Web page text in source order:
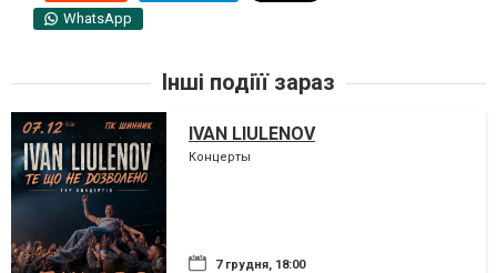
WhatsApp
Інші подіїї зараз
IVAN LIULENOV
Концерты
7 грудня, 18:00